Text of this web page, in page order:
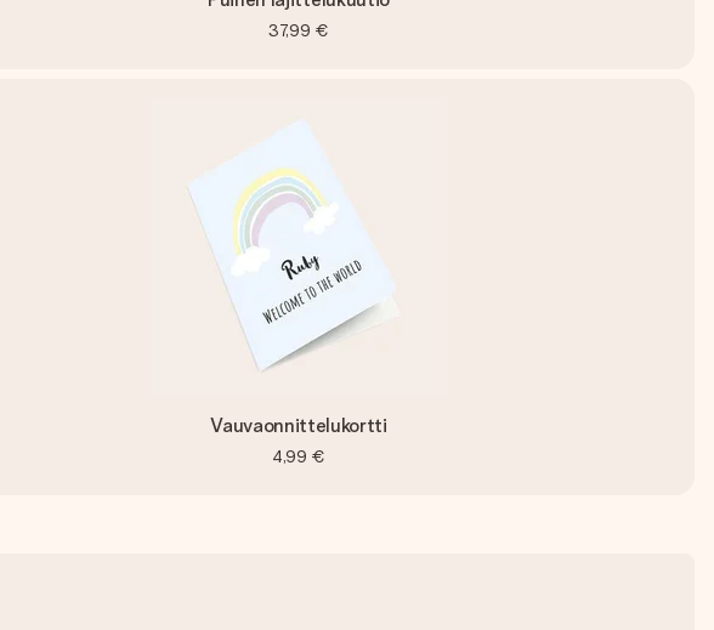
37,99 €
Vauvaonnittelukortti
4,99 €